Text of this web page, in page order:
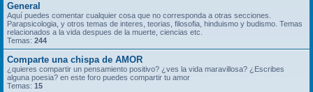
General
Aquí puedes comentar cualquier cosa que no corresponda a otras secciones.
Parapsicologia, y otros temas de interes, teorias, filosofia, hinduismo y budismo. Temas
relacionados a la vida despues de la muerte, ciencias etc.
Temas: 244
Comparte una chispa de AMOR
¿quieres compartir un pensamiento positivo? ¿ves la vida maravillosa? ¿Escribes
alguna poesia? en este foro puedes compartir tu amor
Temas: 15